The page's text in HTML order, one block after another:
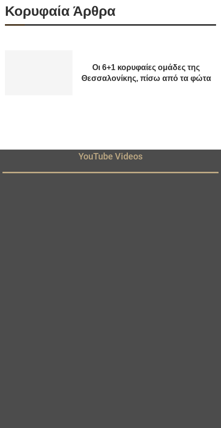
Κορυφαία Άρθρα
Οι 6+1 κορυφαίες ομάδες της
Θεσσαλονίκης, πίσω από τα φώτα
YouTube Videos